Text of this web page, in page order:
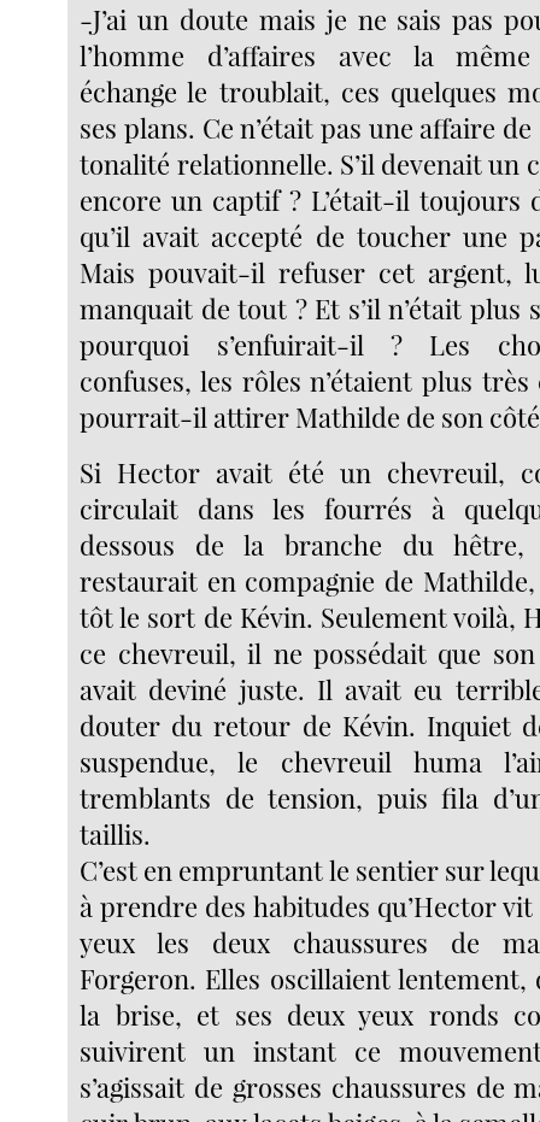
-J’ai un doute mais je ne sais pas
l’homme d’affaires avec la
échange le troublait, ces quelques
ses plans. Ce n’était pas une affaire
tonalité relationnelle. S’il devenait
encore un captif ? L’était-il toujours
qu’il avait accepté de toucher une
Mais pouvait-il refuser cet argent,
manquait de tout ? Et s’il n’était plus
pourquoi s’enfuirait-il ? Les
confuses, les rôles n’étaient plus
pourrait-il attirer Mathilde de son
Si Hector avait été un chevreuil,
circulait dans les fourrés à
dessous de la branche du hêtre,
restaurait en compagnie de
tôt le sort de Kévin. Seulement voilà,
ce chevreuil, il ne possédait que
avait deviné juste. Il avait eu
douter du retour de Kévin. Inquiet
suspendue, le chevreuil huma
tremblants de tension, puis fila
taillis.
C’est en empruntant le sentier sur
à prendre des habitudes qu’Hector
yeux les deux chaussures de
Forgeron. Elles oscillaient lentement,
la brise, et ses deux yeux ronds
suivirent un instant ce
s’agissait de grosses chaussures de